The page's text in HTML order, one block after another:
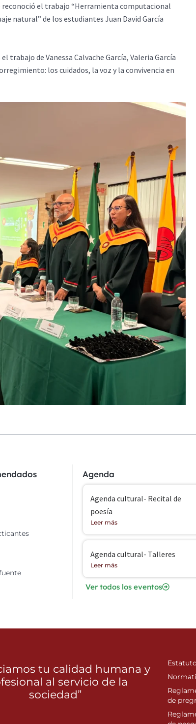
reconoció el trabajo “Herramienta computacional
natural” de los estudiantes Juan David García
trabajo de Vanessa Calvache García, Valeria García
los cuidados, la voz y la convivencia en
Agenda
Agenda cultural- Recital de
poesía
Leer más
Agenda cultural- Talleres
Leer más
Ver todos los eventos
tu calidad humana y
al servicio de la
sociedad”
de